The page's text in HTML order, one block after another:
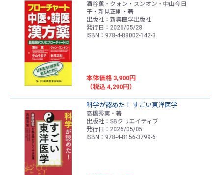
酒谷薫・クォン・スンオン・中山今日
子・新見正則・著
出版社：新興医学出版社
発行日：2026/05/28
ISBN：978-4-88002-142-3
本体価格 3,900円
（税込 4,290円）
科学が認めた！ すごい東洋医学
高橋秀実・著
出版社：SBクリエイティブ
発行日：2026/05/05
ISBN：978-4-8156-3799-6